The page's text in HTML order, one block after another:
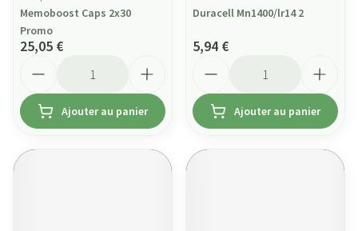
Memoboost Caps 2x30
Promo
25,05 €
Ajouter au panier
Duracell Mn1400/lr14 2
5,94 €
Ajouter au panier